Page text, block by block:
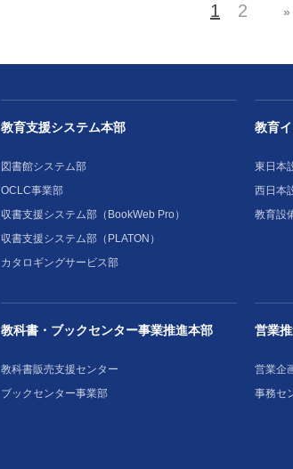
1 2 »
教育支援システム本部
図書館システム部
OCLC事業部
収書支援システム部（BookWeb Pro）
収書支援システム部（PLATON）
カタロギングサービス部
教育
東日本
西日本
教育設
教科書・ブックセンター事業推進本部
教科書販売支援センター
ブックセンター事業部
営業
営業企
事務セ